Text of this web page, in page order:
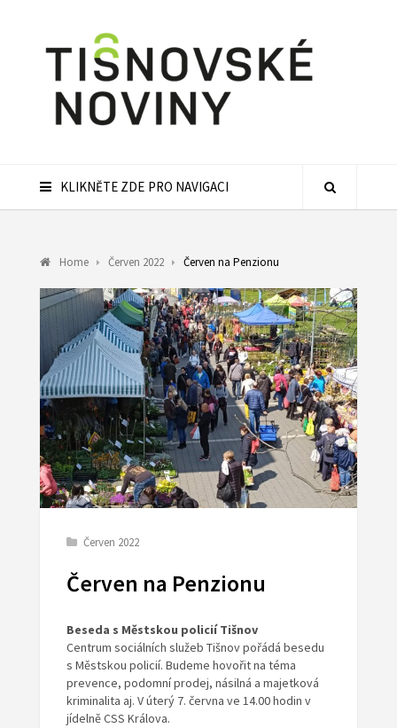
KLIKNĚTE ZDE PRO NAVIGACI
Home Červen 2022 Červen na Penzionu
Červen 2022
Červen na Penzionu
Beseda s Městskou policií Tišnov
Centrum sociálních služeb Tišnov pořádá besedu
s Městskou policií. Budeme hovořit na téma
prevence, podomní prodej, násilná a majetková
kriminalita aj. V úterý 7. června ve 14.00 hodin v
jídelně CSS Králova.